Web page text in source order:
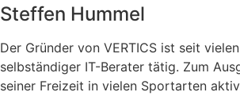
Steffen Hummel
Der Gründer von VERTICS ist seit
selbständiger IT-Berater tätig. Zum
seiner Freizeit in vielen Sportarten